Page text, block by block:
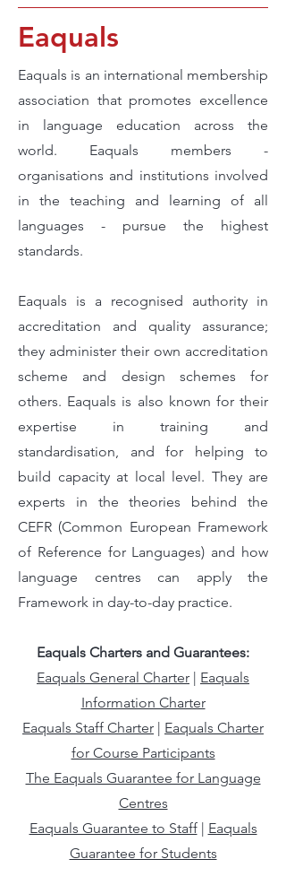
Eaquals
Eaquals is an international membership
association that promotes excellence
in language education across the
world. Eaquals members -
organisations and institutions involved
in the teaching and learning of all
languages - pursue the highest
standards.
Eaquals is a recognised authority in
accreditation and quality assurance;
they administer their own accreditation
scheme and design schemes for
others. Eaquals is also known for their
expertise in training and
standardisation, and for helping to
build capacity at local level. They are
experts in the theories behind the
CEFR (Common European Framework
of Reference for Languages) and how
language centres can apply the
Framework in day-to-day practice.
Eaquals Charters and Guarantees:
Eaquals General Charter | Eaquals
Information Charter
Eaquals Staff Charter | Eaquals Charter
for Course Participants
The Eaquals Guarantee for Language
Centres
Eaquals Guarantee to Staff| Eaquals
Guarantee for Students